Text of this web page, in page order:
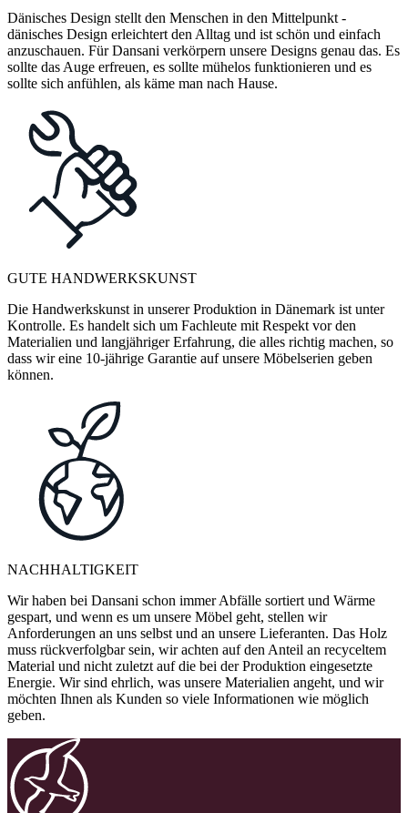
Dänisches Design stellt den Menschen in den Mittelpunkt -
dänisches Design erleichtert den Alltag und ist schön und einfach
anzuschauen. Für Dansani verkörpern unsere Designs genau das. Es
sollte das Auge erfreuen, es sollte mühelos funktionieren und es
sollte sich anfühlen, als käme man nach Hause.
GUTE HANDWERKSKUNST
Die Handwerkskunst in unserer Produktion in Dänemark ist unter
Kontrolle. Es handelt sich um Fachleute mit Respekt vor den
Materialien und langjähriger Erfahrung, die alles richtig machen, so
dass wir eine 10-jährige Garantie auf unsere Möbelserien geben
können.
NACHHALTIGKEIT
Wir haben bei Dansani schon immer Abfälle sortiert und Wärme
gespart, und wenn es um unsere Möbel geht, stellen wir
Anforderungen an uns selbst und an unsere Lieferanten. Das Holz
muss rückverfolgbar sein, wir achten auf den Anteil an recyceltem
Material und nicht zuletzt auf die bei der Produktion eingesetzte
Energie. Wir sind ehrlich, was unsere Materialien angeht, und wir
möchten Ihnen als Kunden so viele Informationen wie möglich
geben.